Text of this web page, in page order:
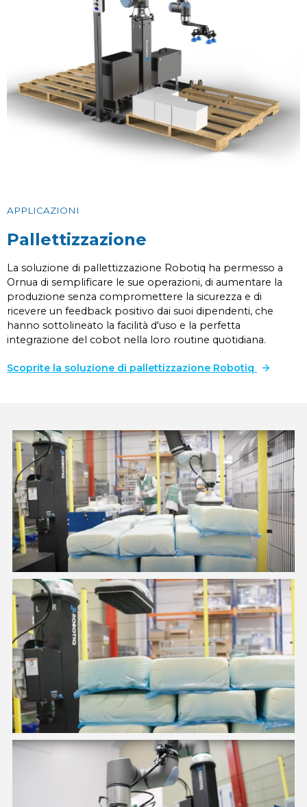
APPLICAZIONI
Pallettizzazione
La soluzione di pallettizzazione Robotiq ha permesso a
Ornua di semplificare le sue operazioni, di aumentare la
produzione senza compromettere la sicurezza e di
ricevere un feedback positivo dai suoi dipendenti, che
hanno sottolineato la facilità d'uso e la perfetta
integrazione del cobot nella loro routine quotidiana.
Scoprite la soluzione di pallettizzazione Robotiq
Soluzione di pallettizzazione
Soluzione di pallettizzazione